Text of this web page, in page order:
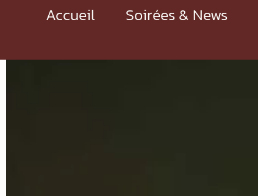
Accueil Soirées & News